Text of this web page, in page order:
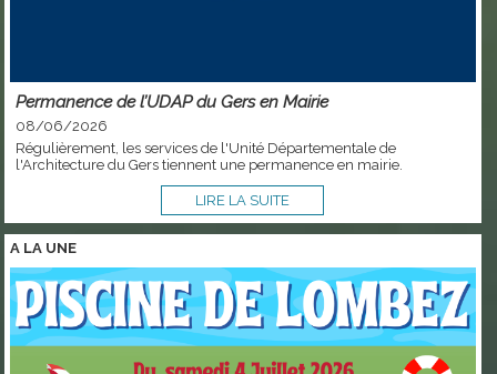
Permanence de l’UDAP du Gers en Mairie
08/06/2026
Régulièrement, les services de l'Unité Départementale de
l'Architecture du Gers tiennent une permanence en mairie.
LIRE LA SUITE
A LA UNE